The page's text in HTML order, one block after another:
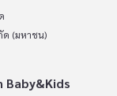
ด (มหาชน)